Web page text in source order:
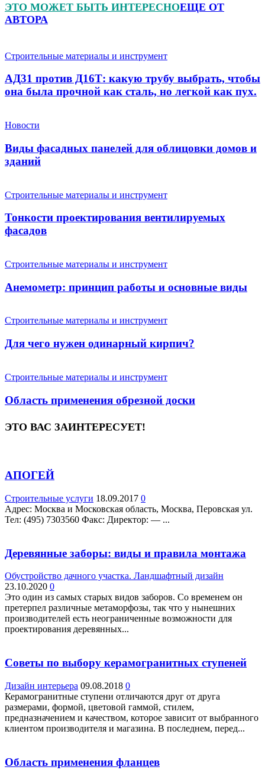
ЭТО МОЖЕТ БЫТЬ ИНТЕРЕСНОЕЩЕ ОТ
АВТОРА
Строительные материалы и инструмент
АД31 против Д16Т: какую трубу выбрать, чтобы
она была прочной как сталь, но легкой как пух.
Новости
Виды фасадных панелей для облицовки домов и
зданий
Строительные материалы и инструмент
Тонкости проектирования вентилируемых
фасадов
Строительные материалы и инструмент
Анемометр: принцип работы и основные виды
Строительные материалы и инструмент
Для чего нужен одинарный кирпич?
Строительные материалы и инструмент
Область применения обрезной доски
ЭТО ВАС ЗАИНТЕРЕСУЕТ!
АПОГЕЙ
Строительные услуги 18.09.2017 0
Адрес: Москва и Московская область, Москва, Перовская ул.
Teл: (495) 7303560 Факс: Директор: — ...
Деревянные заборы: виды и правила монтажа
Обустройство дачного участка. Ландшафтный дизайн
23.10.2020 0
Это один из самых старых видов заборов. Со временем он
претерпел различные метаморфозы, так что у нынешних
производителей есть неограниченные возможности для
проектирования деревянных...
Советы по выбору керамогранитных ступеней
Дизайн интерьера 09.08.2018 0
Керамогранитные ступени отличаются друг от друга
размерами, формой, цветовой гаммой, стилем,
предназначением и качеством, которое зависит от выбранного
клиентом производителя и магазина. В последнем, перед...
Область применения фланцев